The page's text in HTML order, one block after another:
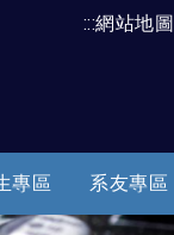
:::網站地圖
專區 系友專區